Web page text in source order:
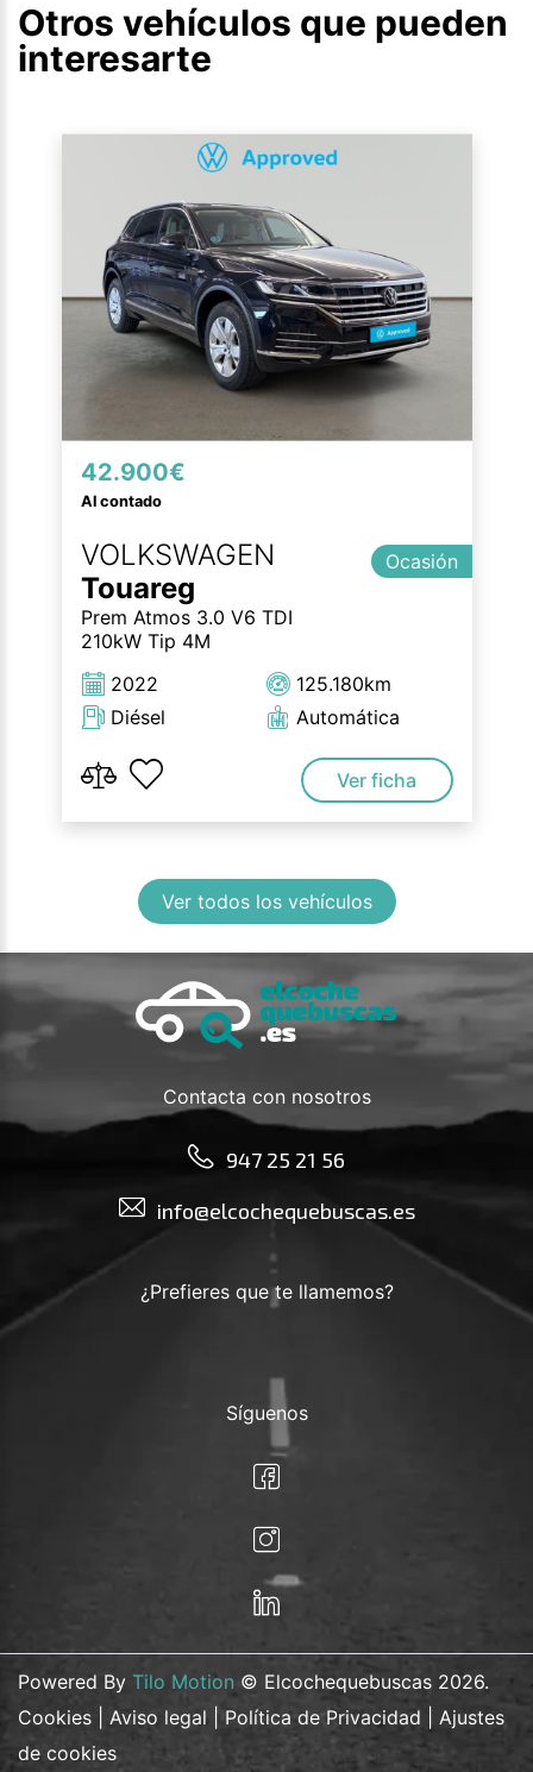
Otros vehículos que pueden
interesarte
42.900€
Al contado
VOLKSWAGEN
Touareg
Prem Atmos 3.0 V6 TDI
210kW Tip 4M
Ocasión
2022
Diésel
125.180km
Automática
Ver ficha
Ver todos los vehículos
Contacta con nosotros
947 25 21 56
info@elcochequebuscas.es
¿Prefieres que te llamemos?
Síguenos
Powered By Tilo Motion © Elcochequebuscas 2026.
Cookies
Aviso legal Política de Privacidad
Ajustes
de cookies